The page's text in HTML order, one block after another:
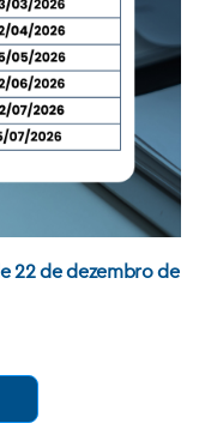
22 de dezembro de